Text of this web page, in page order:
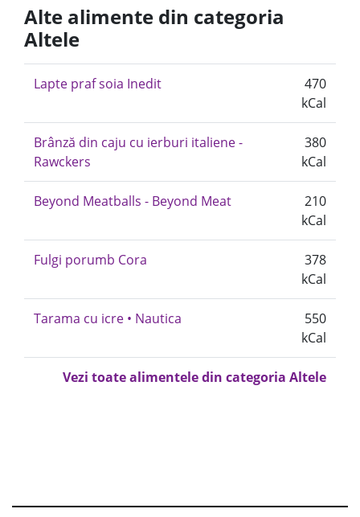
Alte alimente din categoria
Altele
Lapte praf soia Inedit
470
kCal
Brânză din caju cu ierburi italiene -
Rawckers
380
kCal
Beyond Meatballs - Beyond Meat
210
kCal
Fulgi porumb Cora
378
kCal
Tarama cu icre • Nautica
550
kCal
Vezi toate alimentele din categoria Altele